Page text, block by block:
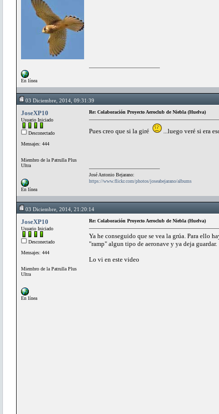
En línea
03 Diciembre, 2014, 09:31:39
JoseXP10
Usuario Iniciado
Desconectado
Mensajes: 444
Miembro de la Patrulla Plus
Ultra
En línea
Re: Colaboración Proyecto Aeroclub de Niebla (Huelva)
Pues creo que si la giré ...luego veré si era
José Antonio Bejarano:
https://www.flickr.com/photos/joseabejarano/albums
03 Diciembre, 2014, 21:20:14
JoseXP10
Usuario Iniciado
Desconectado
Mensajes: 444
Miembro de la Patrulla Plus
Ultra
En línea
Re: Colaboración Proyecto Aeroclub de Niebla (Huelva)
Ya he conseguido que se vea la grúa. Para ello
"ramp" algun tipo de aeronave y ya deja guardar.
Lo vi en este video